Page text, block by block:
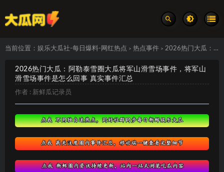
当前位置： 娱乐大瓜社-每日爆料-网红热点 > 热点事件 > 2026热门大瓜：阿勒泰雪圈大瓜将军山滑雪场事件，将军山滑雪场事件是怎么回事 真实事件汇总
2026热门大瓜：阿勒泰雪圈大瓜将军山滑雪场事件，将军山
滑雪场事件是怎么回事 真实事件汇总
作者 : 新鲜瓜记录员